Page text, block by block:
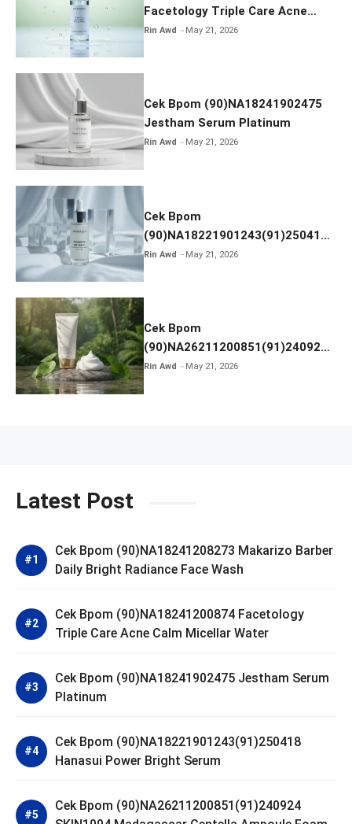
Facetology Triple Care Acne
Calm Micellar Water
Rin Awd May 21, 2026
Cek Bpom (90)NA18241902475
Jestham Serum Platinum
Rin Awd May 21, 2026
Cek Bpom
(90)NA18221901243(91)250418
Hanasui Power Bright Serum
Rin Awd May 21, 2026
Cek Bpom
(90)NA26211200851(91)240924
SKIN1004 Madagascar Centella
Rin Awd May 21, 2026
Latest Post
Cek Bpom (90)NA18241208273 Makarizo Barber
Daily Bright Radiance Face Wash
Cek Bpom (90)NA18241200874 Facetology
Triple Care Acne Calm Micellar Water
Cek Bpom (90)NA18241902475 Jestham Serum
Platinum
Cek Bpom (90)NA18221901243(91)250418
Hanasui Power Bright Serum
Cek Bpom (90)NA26211200851(91)240924